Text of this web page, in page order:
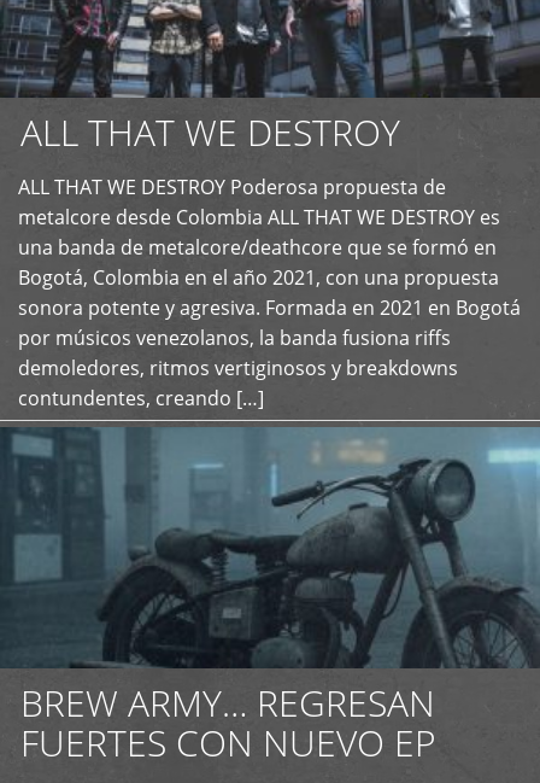
ALL THAT WE DESTROY
ALL THAT WE DESTROY Poderosa propuesta de
metalcore desde Colombia ALL THAT WE DESTROY es
una banda de metalcore/deathcore que se formó en
Bogotá, Colombia en el año 2021, con una propuesta
sonora potente y agresiva. Formada en 2021 en Bogotá
por músicos venezolanos, la banda fusiona riffs
demoledores, ritmos vertiginosos y breakdowns
contundentes, creando […]
+
BREW ARMY… REGRESAN
FUERTES CON NUEVO EP